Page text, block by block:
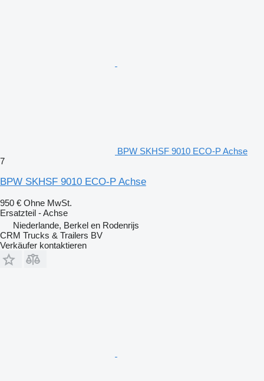
BPW SKHSF 9010 ECO-P Achse
7
BPW SKHSF 9010 ECO-P Achse
950 € Ohne MwSt.
Ersatzteil - Achse
Niederlande, Berkel en Rodenrijs
CRM Trucks & Trailers BV
Verkäufer kontaktieren